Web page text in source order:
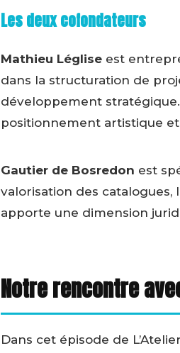
Les deux cofondateurs
Mathieu Léglise est
dans la structuration de
développement
positionnement artistique
Gautier de Bosredon est
valorisation des catalogues,
apporte une dimension
Notre rencontre
Dans cet épisode de